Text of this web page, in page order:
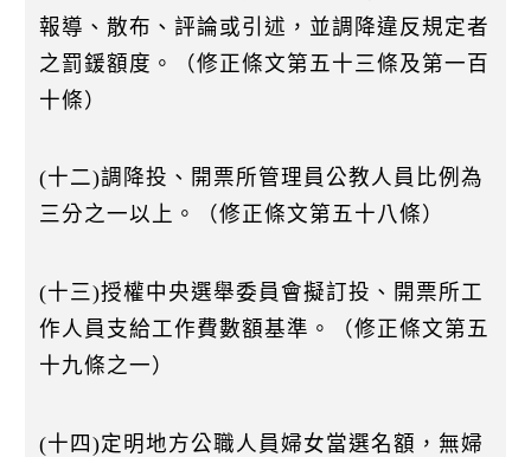
報導、散布、評論或引述，並調降違反規定者
之罰鍰額度。（修正條文第五十三條及第一百
十條）
(十二)調降投、開票所管理員公教人員比例為
三分之一以上。（修正條文第五十八條）
(十三)授權中央選舉委員會擬訂投、開票所工
作人員支給工作費數額基準。（修正條文第五
十九條之一）
(十四)定明地方公職人員婦女當選名額，無婦